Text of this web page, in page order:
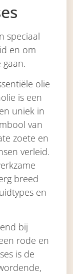
speciaal
en om
olie
is een
uniek in
van
zoete en
verleid.
breed
en
bij
rode en
is de